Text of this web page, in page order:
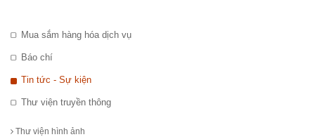
Mua sắm hàng hóa dịch vụ
Báo chí
Tin tức - Sự kiện
Thư viện truyền thông
Thư viện hình ảnh